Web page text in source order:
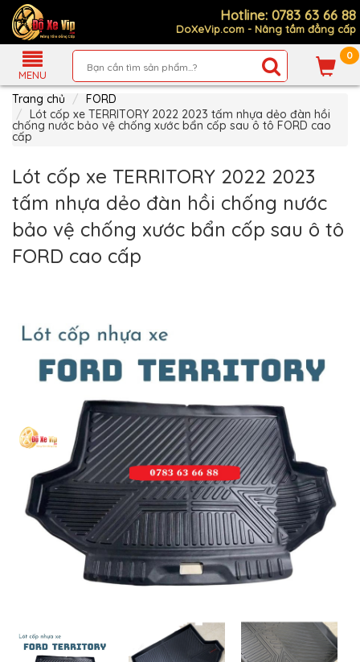
Hotline: 0783 63 66 88
DoXeVip.com - Nâng tầm đẳng cấp
MENU
0
Giới
Thiệu
Sản
Phẩm
Hướng
Mua
Hàng
Chính
Sách
Thanh
Liên
hệ
MUA
NHIỀU
TOYOTA
HONDA
MAZDA
SUBARU
CHEVROLET
MERCEDES
Trang chủ
FORD
Lót cốp xe TERRITORY 2022 2023 tấm nhựa dẻo đàn hồi
chống nước bảo vệ chống xước bẩn cốp sau ô tô FORD cao
cấp
Lót cốp xe TERRITORY 2022 2023
tấm nhựa dẻo đàn hồi chống nước
bảo vệ chống xước bẩn cốp sau ô tô
FORD cao cấp